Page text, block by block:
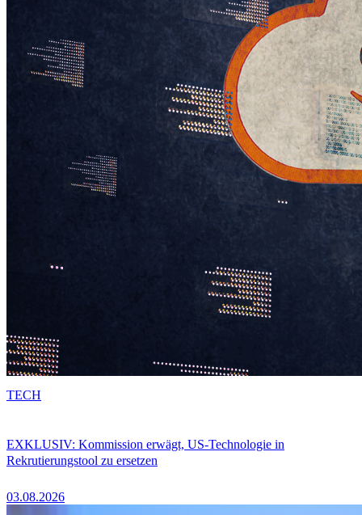
EXKLUSIV: Kommission erwägt, US-Technologie in
Rekrutierungstool zu ersetzen
03.08.2026
TECH